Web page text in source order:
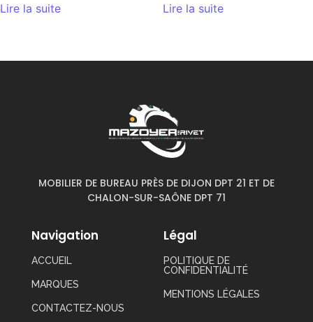
Lire la suite Lire la suite
MOBILIER DE BUREAU PRÈS DE DIJON DPT 21 ET DE
CHALON-SUR-SAÔNE DPT 71
Navigation
ACCUEIL
MARQUES
CONTACTEZ-NOUS
Légal
POLITIQUE DE
CONFIDENTIALITÉ
MENTIONS LÉGALES